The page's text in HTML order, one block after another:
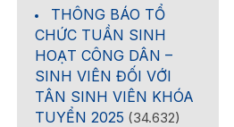
THÔNG BÁO TỔ
CHỨC TUẦN SINH
HOẠT CÔNG DÂN –
SINH VIÊN ĐỐI VỚI
TÂN SINH VIÊN KHÓA
TUYỂN 2025 (34.632)